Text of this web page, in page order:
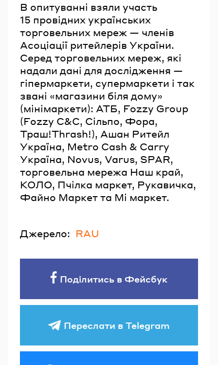
В опитуванні взяли участь
15 провідних українських
торговельних мереж — членів
Асоціації ритейлерів України.
Серед торговельних мереж, які
надали дані для дослідження —
гіпермаркети, супермаркети і так
звані «магазини біля дому»
(мінімаркети): АТБ, Fozzy Group
(Fozzy С&C, Сільпо, Фора,
Траш!Thrash!), Ашан Ритейл
Україна, Mеtro Cash & Carry
Україна, Novus, Varus, SPAR,
торговельна мережа Наш край,
КОЛО, Пчілка маркет, Рукавичка,
Файно Маркет та Мі маркет.
Джерело: RAU
Поділитись в Фейсбук
Переслати в Telegram